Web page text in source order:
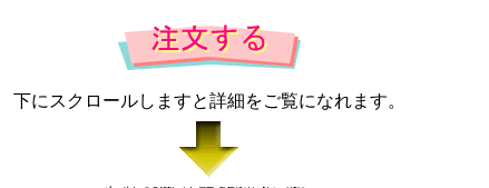
下にスクロールしますと詳細をご覧になれます。